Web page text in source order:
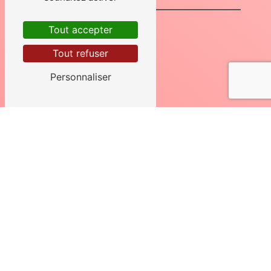
Tout accepter
Tout refuser
Personnaliser